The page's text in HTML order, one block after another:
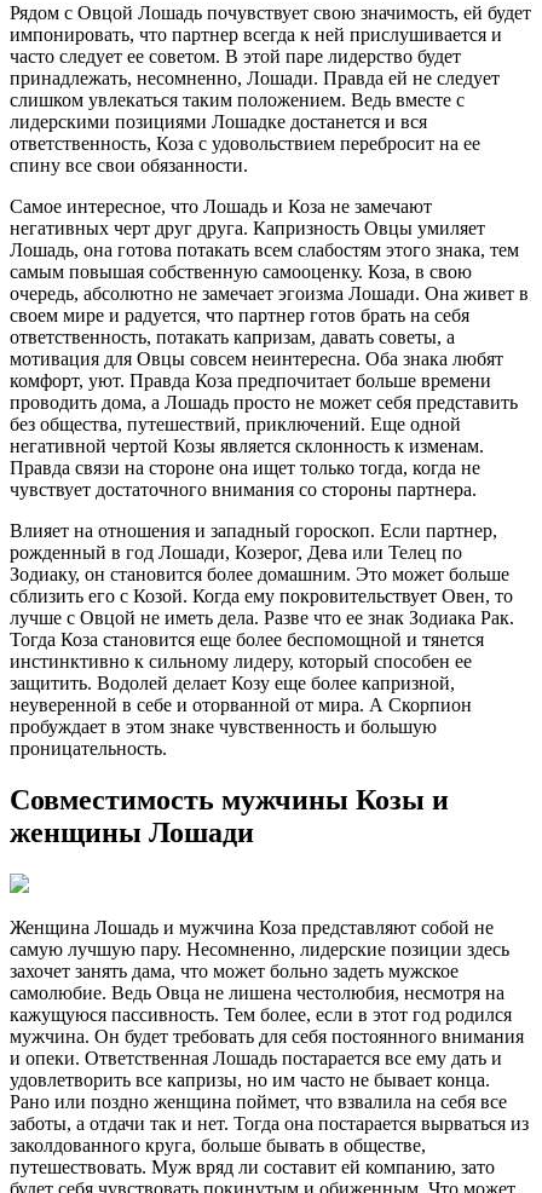
Рядом с Овцой Лошадь почувствует свою значимость, ей будет
импонировать, что партнер всегда к ней прислушивается и
часто следует ее советом. В этой паре лидерство будет
принадлежать, несомненно, Лошади. Правда ей не следует
слишком увлекаться таким положением. Ведь вместе с
лидерскими позициями Лошадке достанется и вся
ответственность, Коза с удовольствием перебросит на ее
спину все свои обязанности.
Самое интересное, что Лошадь и Коза не замечают
негативных черт друг друга. Капризность Овцы умиляет
Лошадь, она готова потакать всем слабостям этого знака, тем
самым повышая собственную самооценку. Коза, в свою
очередь, абсолютно не замечает эгоизма Лошади. Она живет в
своем мире и радуется, что партнер готов брать на себя
ответственность, потакать капризам, давать советы, а
мотивация для Овцы совсем неинтересна. Оба знака любят
комфорт, уют. Правда Коза предпочитает больше времени
проводить дома, а Лошадь просто не может себя представить
без общества, путешествий, приключений. Еще одной
негативной чертой Козы является склонность к изменам.
Правда связи на стороне она ищет только тогда, когда не
чувствует достаточного внимания со стороны партнера.
Влияет на отношения и западный гороскоп. Если партнер,
рожденный в год Лошади, Козерог, Дева или Телец по
Зодиаку, он становится более домашним. Это может больше
сблизить его с Козой. Когда ему покровительствует Овен, то
лучше с Овцой не иметь дела. Разве что ее знак Зодиака Рак.
Тогда Коза становится еще более беспомощной и тянется
инстинктивно к сильному лидеру, который способен ее
защитить. Водолей делает Козу еще более капризной,
неуверенной в себе и оторванной от мира. А Скорпион
пробуждает в этом знаке чувственность и большую
проницательность.
Совместимость мужчины Козы и
женщины Лошади
Женщина Лошадь и мужчина Коза представляют собой не
самую лучшую пару. Несомненно, лидерские позиции здесь
захочет занять дама, что может больно задеть мужское
самолюбие. Ведь Овца не лишена честолюбия, несмотря на
кажущуюся пассивность. Тем более, если в этот год родился
мужчина. Он будет требовать для себя постоянного внимания
и опеки. Ответственная Лошадь постарается все ему дать и
удовлетворить все капризы, но им часто не бывает конца.
Рано или поздно женщина поймет, что взвалила на себя все
заботы, а отдачи так и нет. Тогда она постарается вырваться из
заколдованного круга, больше бывать в обществе,
путешествовать. Муж вряд ли составит ей компанию, зато
будет себя чувствовать покинутым и обиженным. Что может